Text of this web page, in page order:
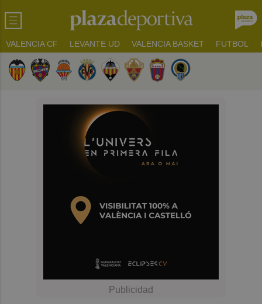
VALENCIA CF LEVANTE UD VALENCIA BASKET FUTBOL